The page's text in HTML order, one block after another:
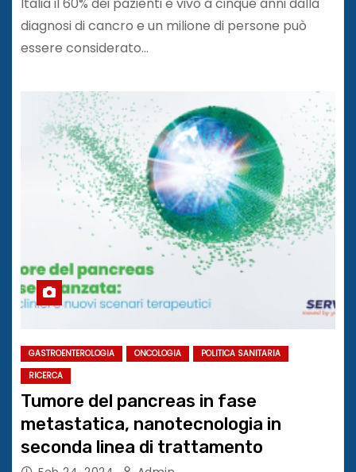
diagnosi di cancro e un milione di persone può
essere considerato…
GASTROENTEROLOGIA ONCOLOGIA
POLITICA SANITARIA
RICERCA
Tumore del pancreas in fase
metastatica, nanotecnologia in
seconda linea di trattamento